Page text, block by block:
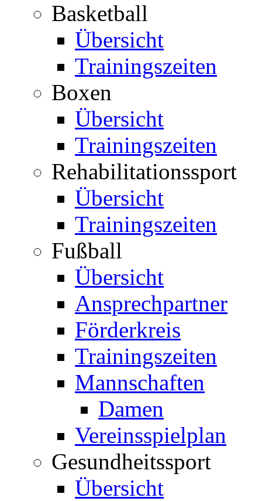
Basketball
Übersicht
Trainingszeiten
Boxen
Übersicht
Trainingszeiten
Rehabilitationssport
Übersicht
Trainingszeiten
Fußball
Übersicht
Ansprechpartner
Förderkreis
Trainingszeiten
Mannschaften
Damen
Vereinsspielplan
Gesundheitssport
Übersicht